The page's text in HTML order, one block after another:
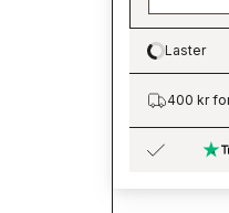
Loading…
Laster
400 kr